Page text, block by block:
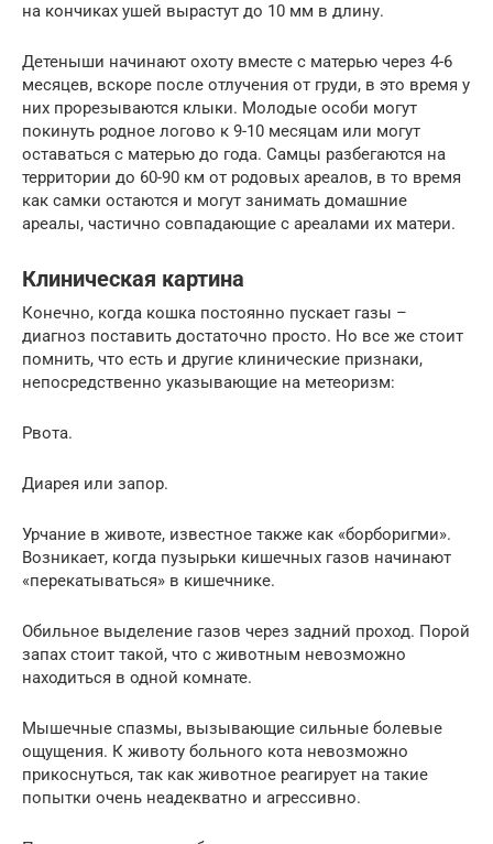
на кончиках ушей вырастут до 10 мм в длину.
Детеныши начинают охоту вместе с матерью через 4-6
месяцев, вскоре после отлучения от груди, в это время у
них прорезываются клыки. Молодые особи могут
покинуть родное логово к 9-10 месяцам или могут
оставаться с матерью до года. Самцы разбегаются на
территории до 60-90 км от родовых ареалов, в то время
как самки остаются и могут занимать домашние
ареалы, частично совпадающие с ареалами их матери.
Клиническая картина
Конечно, когда кошка постоянно пускает газы –
диагноз поставить достаточно просто. Но все же стоит
помнить, что есть и другие клинические признаки,
непосредственно указывающие на метеоризм:
Рвота.
Диарея или запор.
Урчание в животе, известное также как «борборигми».
Возникает, когда пузырьки кишечных газов начинают
«перекатываться» в кишечнике.
Обильное выделение газов через задний проход. Порой
запах стоит такой, что с животным невозможно
находиться в одной комнате.
Мышечные спазмы, вызывающие сильные болевые
ощущения. К животу больного кота невозможно
прикоснуться, так как животное реагирует на такие
попытки очень неадекватно и агрессивно.